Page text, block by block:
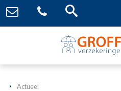
Actueel